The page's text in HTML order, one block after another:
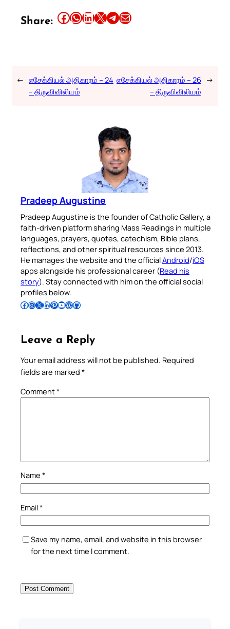
Share: Share this article on Facebook Share this article on WhatsApp Share this article on LinkedIn Share this article on X Share this article on TelegramEmail this Article
← எசேக்கியல் அதிகாரம் – 24
– திருவிவிலியம்
எசேக்கியல் அதிகாரம் – 26
– திருவிவிலியம்
→
Pradeep Augustine
Pradeep Augustine is the founder of Catholic Gallery, a
faith-driven platform sharing Mass Readings in multiple
languages, prayers, quotes, catechism, Bible plans,
reflections, and other spiritual resources since 2013.
He manages the website and the officialAndroid/iOS
apps alongside his professional career (Read his
story). Stay connected with him on the official social
profiles below.
Follow Pradeep on Facebook Follow Pradeep on InstagramFollow Pradeep on X Follow Pradeep on LinkedIn Follow Pradeep on Pinterest Subscribe to Pradeep’s Youtube Channel Follow Pradeep on WordPress Follow Pradeep on GitHub
Leave a Reply
Your email address will not be published. Required
fields are marked *
Comment*
Name *
Email*
Save my name, email, and website in this browser
for the next time I comment.